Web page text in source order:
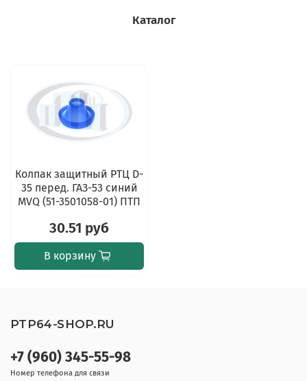
Каталог
Колпак защитный РТЦ D-
35 перед. ГАЗ-53 синий
MVQ (51-3501058-01) ПТП
30.51 руб
В корзину
+7 (960) 345-55-98
Номер телефона для связи
PTP64-SHOP.RU